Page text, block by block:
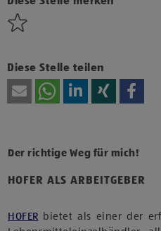
Diese Stelle teilen
HOFER ALS ARBEITGEBER
Der richtige Weg für mich!
HOFER bietet als einer der